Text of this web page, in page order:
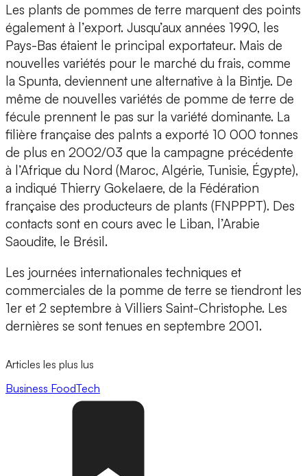
Les plants de pommes de terre marquent des points
également à l’export. Jusqu’aux années 1990, les
Pays-Bas étaient le principal exportateur. Mais de
nouvelles variétés pour le marché du frais, comme
la Spunta, deviennent une alternative à la Bintje. De
même de nouvelles variétés de pomme de terre de
fécule prennent le pas sur la variété dominante. La
filière française des palnts a exporté 10 000 tonnes
de plus en 2002/03 que la campagne précédente
à l’Afrique du Nord (Maroc, Algérie, Tunisie, Égypte),
a indiqué Thierry Gokelaere, de la Fédération
française des producteurs de plants (FNPPPT). Des
contacts sont en cours avec le Liban, l’Arabie
Saoudite, le Brésil.
Les journées internationales techniques et
commerciales de la pomme de terre se tiendront les
1er et 2 septembre à Villiers Saint-Christophe. Les
dernières se sont tenues en septembre 2001.
Articles les plus lus
Business FoodTech